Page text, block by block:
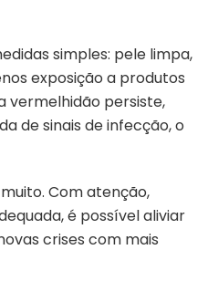
simples: pele limpa,
exposição a produtos
vermelhidão persiste,
de sinais de infecção, o
Com atenção,
é possível aliviar
crises com mais